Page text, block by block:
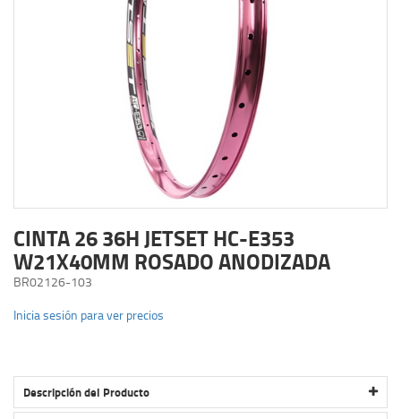
CINTA 26 36H JETSET HC-E353
W21X40MM ROSADO ANODIZADA
BR02126-103
Inicia sesión para ver precios
Descripción del Producto
CINTA 26 36H JETSET HC-E353 W21X40MM ROSADO ANODIZADA